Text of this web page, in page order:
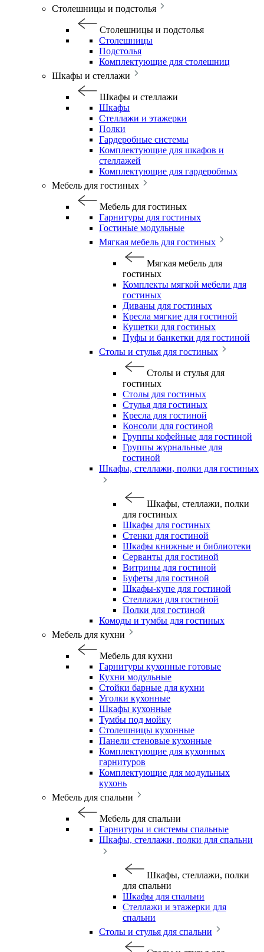
Столешницы и подстолья
Столешницы и подстолья
Столешницы
Подстолья
Комплектующие для столешниц
Шкафы и стеллажи
Шкафы и стеллажи
Шкафы
Стеллажи и этажерки
Полки
Гардеробные системы
Комплектующие для шкафов и
стеллажей
Комплектующие для гардеробных
Мебель для гостиных
Мебель для гостиных
Гарнитуры для гостиных
Гостиные модульные
Мягкая мебель для гостиных
Мягкая мебель для
гостиных
Комплекты мягкой мебели для
гостиных
Диваны для гостиных
Кресла мягкие для гостиной
Кушетки для гостиных
Пуфы и банкетки для гостиной
Столы и стулья для гостиных
Столы и стулья для
гостиных
Столы для гостиных
Стулья для гостиных
Кресла для гостиной
Консоли для гостиной
Группы кофейные для гостиной
Группы журнальные для
гостиной
Шкафы, стеллажи, полки для гостиных
Шкафы, стеллажи, полки
для гостиных
Шкафы для гостиных
Стенки для гостиной
Шкафы книжные и библиотеки
Серванты для гостиной
Витрины для гостиной
Буфеты для гостиной
Шкафы-купе для гостиной
Стеллажи для гостиной
Полки для гостиной
Комоды и тумбы для гостиных
Мебель для кухни
Мебель для кухни
Гарнитуры кухонные готовые
Кухни модульные
Стойки барные для кухни
Уголки кухонные
Шкафы кухонные
Тумбы под мойку
Столешницы кухонные
Панели стеновые кухонные
Комплектующие для кухонных
гарнитуров
Комплектующие для модульных
кухонь
Мебель для спальни
Мебель для спальни
Гарнитуры и системы спальные
Шкафы, стеллажи, полки для спальни
Шкафы, стеллажи, полки
для спальни
Шкафы для спальни
Стеллажи и этажерки для
спальни
Столы и стулья для спальни